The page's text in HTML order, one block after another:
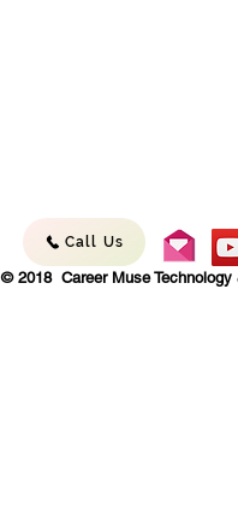
Call Us
© 2018 Career Muse Technology